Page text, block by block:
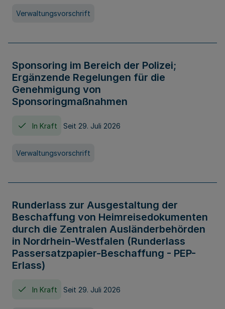
Verwaltungsvorschrift
Sponsoring im Bereich der Polizei;
Ergänzende Regelungen für die
Genehmigung von
Sponsoringmaßnahmen
In Kraft Seit 29. Juli 2026
Verwaltungsvorschrift
Runderlass zur Ausgestaltung der
Beschaffung von Heimreisedokumenten
durch die Zentralen Ausländerbehörden
in Nordrhein-Westfalen (Runderlass
Passersatzpapier-Beschaffung - PEP-
Erlass)
In Kraft Seit 29. Juli 2026